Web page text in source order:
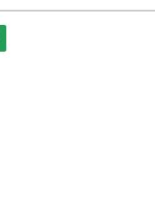
Wars. Už brzy vyjde.